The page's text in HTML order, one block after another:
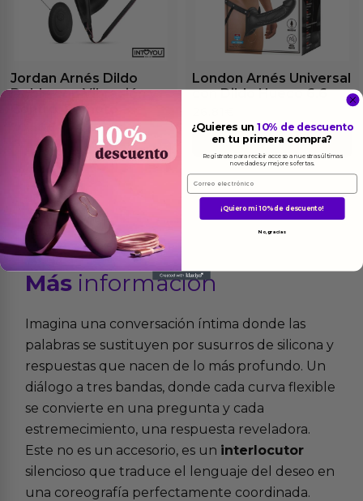
Jordan Arnés Dildo
Doble con Vibración y
Control Remoto
Ver el producto
London Arnés Universal
con Dildo Hueco 6.6
Ver el producto
Más informacion
Imagina una conversación íntima donde las
palabras se sustituyen por susurros de silicona y
respuestas que nacen de lo más profundo. Un
diálogo a tres bandas, donde cada curva flexible
se convierte en una pregunta y cada
estremecimiento, una respuesta reveladora.
Este no es un accesorio, es un interlocutor
silencioso que traduce el lenguaje del deseo en
una coreografía perfectamente coordinada.
¿Quieres un10% de descuento
en tu primera compra?
Regístrate para recibir acceso a nuestras últimas
novedades y mejores ofertas.
Email
¡Quiero mi 10% de descuento!
No, gracias